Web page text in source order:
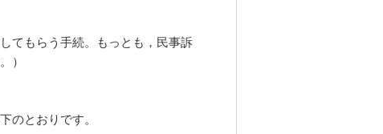
てもらう手続。もっとも，民事訴
）
のとおりです。